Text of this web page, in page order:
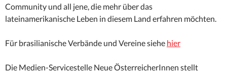
Community und all jene, die mehr über das
lateinamerikanische Leben in diesem Land erfahren möchten.
Für brasilianische Verbände und Vereine siehe hier
Die Medien-Servicestelle Neue ÖsterreicherInnen stellt